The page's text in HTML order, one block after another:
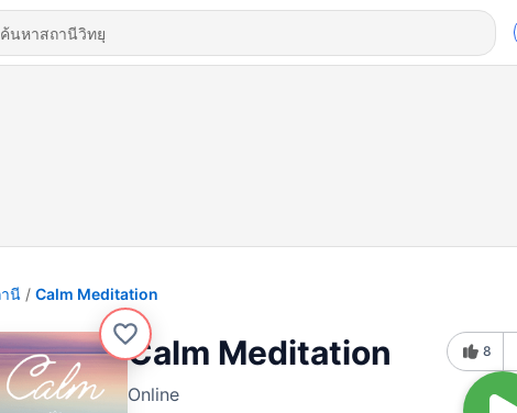
นี Calm Meditation
Calm Meditation
Online
8